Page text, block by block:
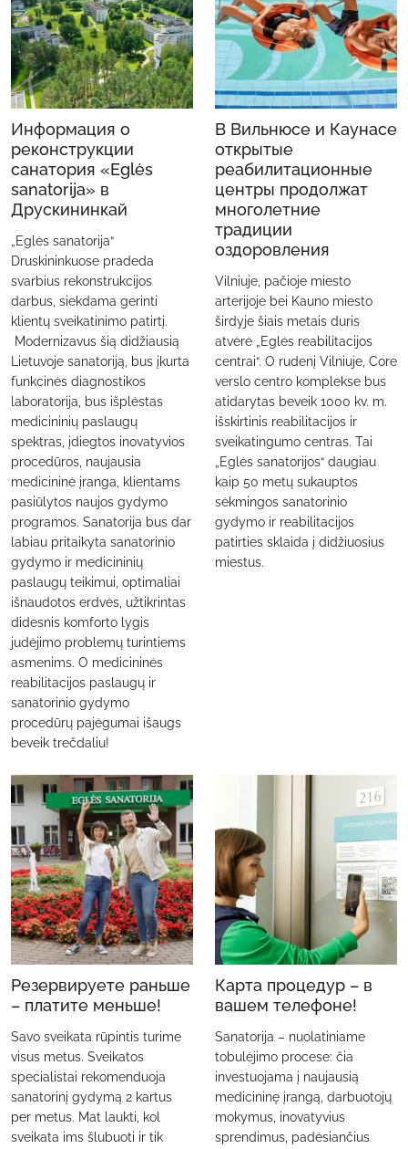
Информация о
реконструкции
санатория «Eglės
sanatorijа» в
Друскининкай
„Eglės sanatorija“
Druskininkuose pradeda
svarbius rekonstrukcijos
darbus, siekdama gerinti
klientų sveikatinimo patirtį.
Modernizavus šią didžiausią
Lietuvoje sanatoriją, bus įkurta
funkcinės diagnostikos
laboratorija, bus išplėstas
medicininių paslaugų
spektras, įdiegtos inovatyvios
procedūros, naujausia
medicininė įranga, klientams
pasiūlytos naujos gydymo
programos. Sanatorija bus dar
labiau pritaikyta sanatorinio
gydymo ir medicininių
paslaugų teikimui, optimaliai
išnaudotos erdvės, užtikrintas
didesnis komforto lygis
judėjimo problemų turintiems
asmenims. O medicininės
reabilitacijos paslaugų ir
sanatorinio gydymo
procedūrų pajėgumai išaugs
beveik trečdaliu!
В Вильнюсе и Каунасе
открытые
реабилитационные
центры продолжат
многолетние
традиции
оздоровления
Vilniuje, pačioje miesto
arterijoje bei Kauno miesto
širdyje šiais metais duris
atvėrė „Eglės reabilitacijos
centrai“. O rudenį Vilniuje, Core
verslo centro komplekse bus
atidarytas beveik 1000 kv. m.
išskirtinis reabilitacijos ir
sveikatingumo centras. Tai
„Eglės sanatorijos“ daugiau
kaip 50 metų sukauptos
sėkmingos sanatorinio
gydymo ir reabilitacijos
patirties sklaida į didžiuosius
miestus.
Резервируете раньше
– платите меньше!
Savo sveikata rūpintis turime
visus metus. Sveikatos
specialistai rekomenduoja
sanatorinį gydymą 2 kartus
per metus. Mat laukti, kol
sveikata ims šlubuoti ir tik
Карта процедур – в
вашем телефоне!
Sanatorija – nuolatiniame
tobulėjimo procese: čia
investuojama į naujausią
medicininę įrangą, darbuotojų
mokymus, inovatyvius
sprendimus, padėsiančius